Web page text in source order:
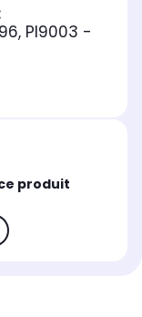
PI9003 -
produit